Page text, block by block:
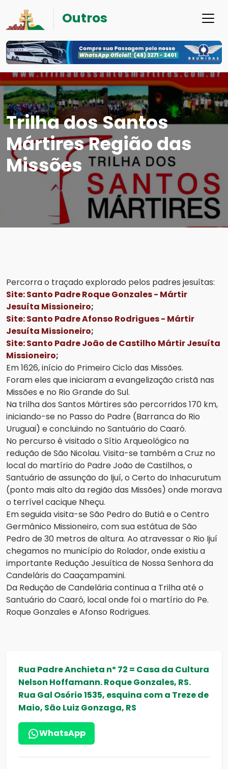
Outros
Trilha dos Santos
Mártires Região das
Missões
Percorra o traçado explorado pelos padres jesuítas:
Site: Santo Padre Roque Gonzales - Mártir
Jesuíta Missioneiro;
Site: Santo Padre Afonso Rodrigues - Mártir
Jesuíta Missioneiro;
Site: Santo Padre João de Castilho Mártir Jesuíta
Missioneiro;
Em 1626, início do Primeiro Ciclo das Missões.
Foram eles que iniciaram a evangelização cristã nas
Missões e no Rio Grande do Sul.
Na trilha dos Santos Mártires são percorridos 170 km,
iniciando-se no Passo do Padre (Barranca do Rio
Uruguai) e concluindo no Santuário do Caaró.
No percurso é visitado o Sítio Arqueológico na
redução de São Nicolau. Visita-se também a Cruz no
local do martírio do Padre João de Castilhos, o
Santuário de assunção do Ijuí, o Certo do Inhacurutum
(ponto mais alto da região das Missões) onde morava
o terrível cacique Nheçu.
Em seguida visita-se São Pedro do Butiá e o Centro
Germânico Missioneiro, com sua estátua de São
Pedro de 30 metros de altura. Ao atravessar o Rio Ijuí
chegamos no município do Rolador, onde existiu a
importante Redução Jesuítica de Nossa Senhora da
Candeláris do Caaçampamini.
Da Redução de Candelária continua a Trilha até o
Santuário do Caaró, local onde foi o martírio do Pe.
Roque Gonzales e Afonso Rodrigues.
Rua Padre Anchieta nº 72 = Casa da Cultura
Nelson Hoffamann. Roque Gonzales, RS.
Rua Gal Osório 1535, esquina com a Treze de
Maio, São Luiz Gonzaga, RS
WhatsApp